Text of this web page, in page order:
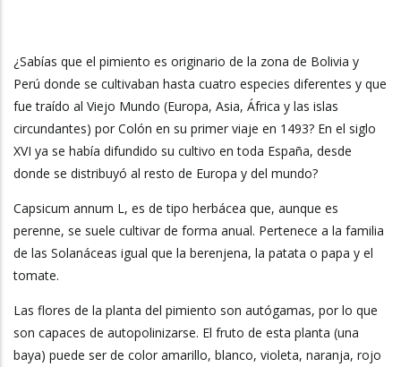
La
¿Sabías que el pimiento es originario de la zona de Bolivia y
Perú donde se cultivaban hasta cuatro especies diferentes y que
fue traído al Viejo Mundo (Europa, Asia, África y las islas
circundantes) por Colón en su primer viaje en 1493? En el siglo
XVI ya se había difundido su cultivo en toda España, desde
donde se distribuyó al resto de Europa y del mundo?
Capsicum annum L, es de tipo herbácea que, aunque es
perenne, se suele cultivar de forma anual. Pertenece a la familia
de las Solanáceas igual que la berenjena, la patata o papa y el
tomate.
Las flores de la planta del pimiento son autógamas, por lo que
son capaces de autopolinizarse. El fruto de esta planta (una
baya) puede ser de color amarillo, blanco, violeta, naranja, rojo